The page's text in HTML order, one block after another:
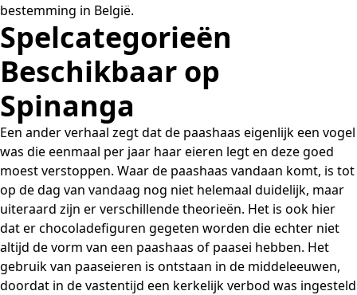
bestemming in België.
Spelcategorieën
Beschikbaar op
Spinanga
Een ander verhaal zegt dat de paashaas eigenlijk een vogel
was die eenmaal per jaar haar eieren legt en deze goed
moest verstoppen. Waar de paashaas vandaan komt, is tot
op de dag van vandaag nog niet helemaal duidelijk, maar
uiteraard zijn er verschillende theorieën. Het is ook hier
dat er chocoladefiguren gegeten worden die echter niet
altijd de vorm van een paashaas of paasei hebben. Het
gebruik van paaseieren is ontstaan in de middeleeuwen,
doordat in de vastentijd een kerkelijk verbod was ingesteld